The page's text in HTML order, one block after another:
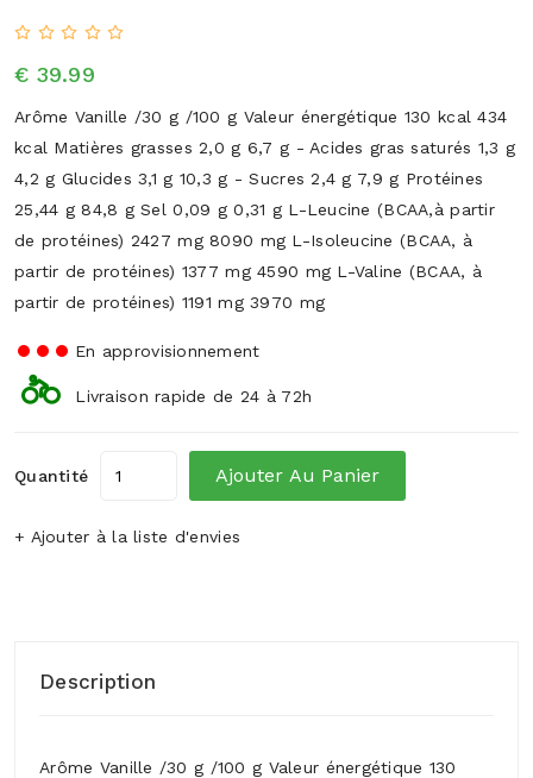
€ 39.99
Arôme Vanille /30 g /100 g Valeur énergétique 130 kcal 434
kcal Matières grasses 2,0 g 6,7 g - Acides gras saturés 1,3 g
4,2 g Glucides 3,1 g 10,3 g - Sucres 2,4 g 7,9 g Protéines
25,44 g 84,8 g Sel 0,09 g 0,31 g L-Leucine (BCAA,à partir
de protéines) 2427 mg 8090 mg L-Isoleucine (BCAA, à
partir de protéines) 1377 mg 4590 mg L-Valine (BCAA, à
partir de protéines) 1191 mg 3970 mg
En approvisionnement
Livraison rapide de 24 à 72h
Quantité Ajouter Au Panier
+ Ajouter à la liste d'envies
Description
Arôme Vanille /30 g /100 g Valeur énergétique 130